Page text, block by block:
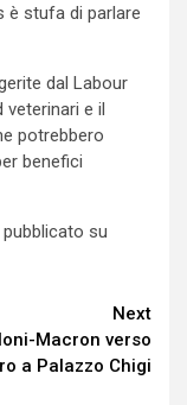
è stufa di parlare
dal Labour
veterinari e il
potrebbero
benefici
su
Next
Macron verso
a Palazzo Chigi